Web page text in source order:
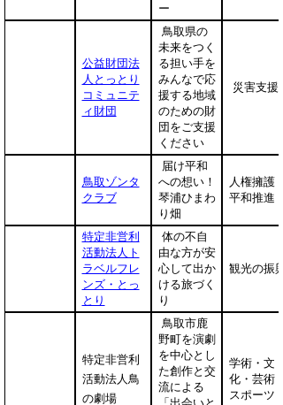
ー
公益財団法
人とっとり
コミュニテ
ィ財団
鳥取県の
未来をつく
る担い手を
みんなで応
援する地域
のための財
団をご支援
ください
災害支援
鳥取ゾンタ
クラブ
届け平和
への想い！
琴浦ひまわ
り畑
人権擁護・
平和推進
特定非営利
活動法人ト
ラベルフレ
ンズ・とっ
とり
体の不自
由な方が安
心して出か
ける旅づく
り
観光の振興
特定非営利
活動法人鳥
の劇場
鳥取市鹿
野町を演劇
を中心とし
た創作と交
流による
学術・文
化・芸術・
スポーツ